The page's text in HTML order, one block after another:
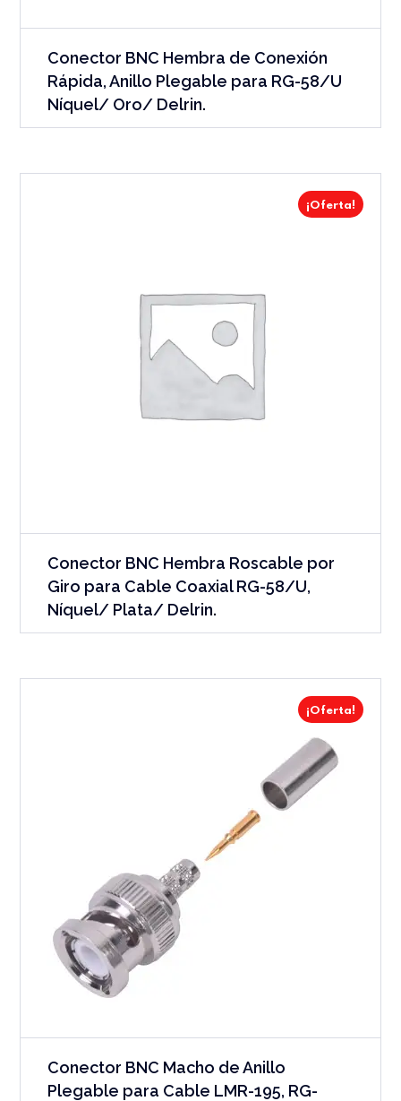
Conector BNC Hembra de Conexión
Rápida, Anillo Plegable para RG-58/U
Níquel/ Oro/ Delrin.
¡Oferta!
Conector BNC Hembra Roscable por
Giro para Cable Coaxial RG-58/U,
Níquel/ Plata/ Delrin.
¡Oferta!
Conector BNC Macho de Anillo
Plegable para Cable LMR-195, RG-